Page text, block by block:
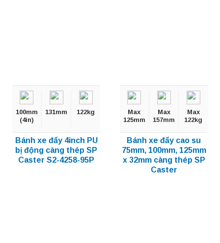
100mm
(4in)
131mm 122kg
Bánh xe đẩy 4inch PU
bị động càng thép SP
Caster S2-4258-95P
Max
125mm
Max
157mm
Max
122kg
Bánh xe đẩy cao su
75mm, 100mm, 125mm
x 32mm càng thép SP
Caster